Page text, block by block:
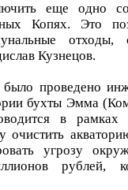
еще одно
Копях. Это
отходы,
Кузнецов.
проведено
бухты Эмма
в рамках
очистить
угрозу
рублей,